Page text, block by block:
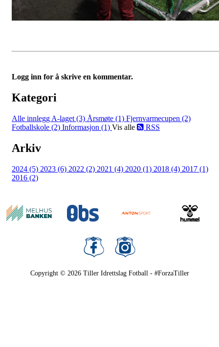
Logg inn for å skrive en kommentar.
Kategori
Alle innlegg A-laget (3) Årsmøte (1) Fjernvarmecupen (2)
Fotballskole (2) Informasjon (1) Vis alle RSS
Arkiv
2024 (5) 2023 (6) 2022 (2) 2021 (4) 2020 (1) 2018 (4) 2017 (1)
2016 (2)
Copyright © 2026 Tiller Idrettslag Fotball - #ForzaTiller